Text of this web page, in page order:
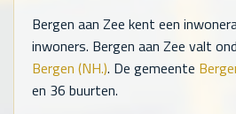
Bergen aan Zee kent een
inwoners. Bergen aan Zee valt
Bergen (NH.). De gemeente
en 36 buurten.